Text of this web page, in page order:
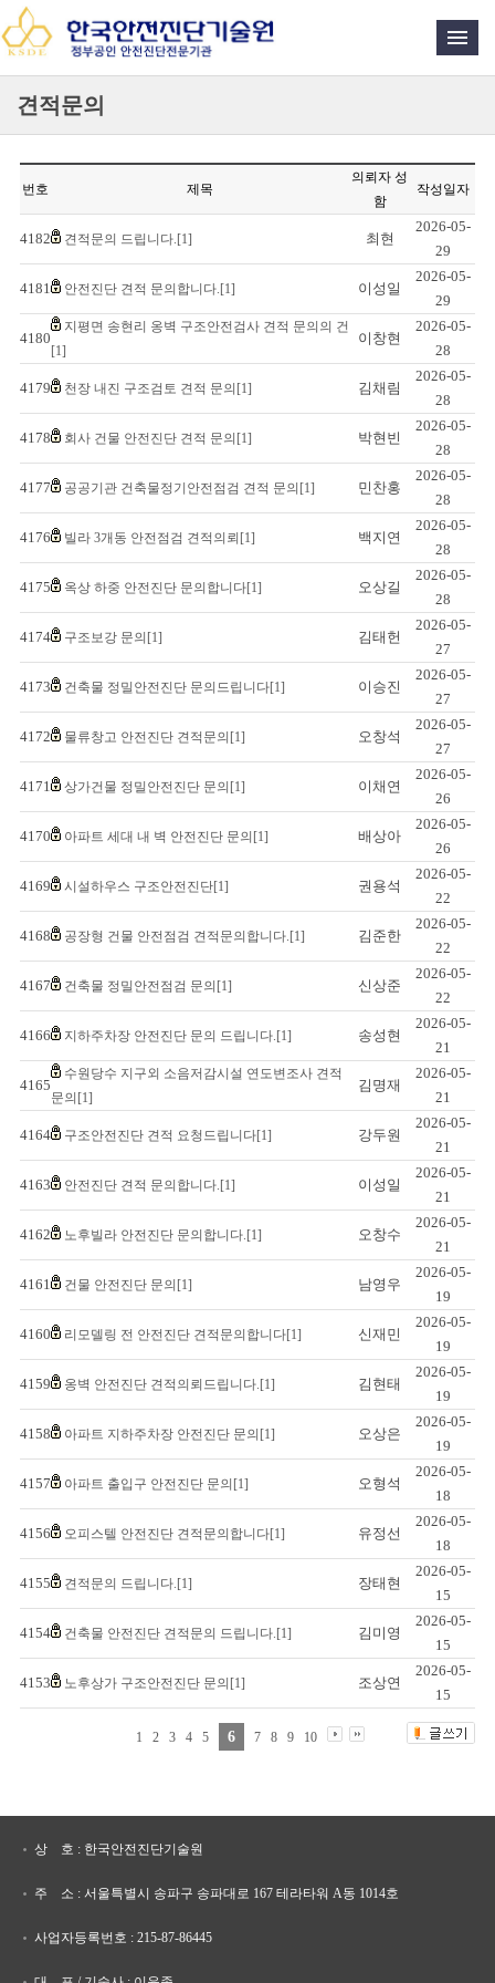
견적문의
번호 제목
의뢰자 성
함
작성일자
4182 견적문의 드립니다.[1] 최현
2026-05-
29
4181 안전진단 견적 문의합니다.[1] 이성일
2026-05-
29
4180
지평면 송현리 옹벽 구조안전검사 견적 문의의 건
[1]
이창현
2026-05-
28
4179 천장 내진 구조검토 견적 문의[1] 김채림
2026-05-
28
4178 회사 건물 안전진단 견적 문의[1] 박현빈
2026-05-
28
4177 공공기관 건축물정기안전점검 견적 문의[1] 민찬홍
2026-05-
28
4176 빌라 3개동 안전점검 견적의뢰[1] 백지연
2026-05-
28
4175 옥상 하중 안전진단 문의합니다[1] 오상길
2026-05-
28
4174 구조보강 문의[1] 김태헌
2026-05-
27
4173 건축물 정밀안전진단 문의드립니다[1] 이승진
2026-05-
27
4172 물류창고 안전진단 견적문의[1] 오창석
2026-05-
27
4171 상가건물 정밀안전진단 문의[1] 이채연
2026-05-
26
4170 아파트 세대 내 벽 안전진단 문의[1] 배상아
2026-05-
26
4169 시설하우스 구조안전진단[1] 권용석
2026-05-
22
4168 공장형 건물 안전점검 견적문의합니다.[1] 김준한
2026-05-
22
4167 건축물 정밀안전점검 문의[1] 신상준
2026-05-
22
4166 지하주차장 안전진단 문의 드립니다.[1] 송성현
2026-05-
21
4165
수원당수 지구외 소음저감시설 연도변조사 견적
문의[1]
김명재
2026-05-
21
4164 구조안전진단 견적 요청드립니다[1] 강두원
2026-05-
21
4163 안전진단 견적 문의합니다.[1] 이성일
2026-05-
21
4162 노후빌라 안전진단 문의합니다.[1] 오창수
2026-05-
21
4161 건물 안전진단 문의[1] 남영우
2026-05-
19
4160 리모델링 전 안전진단 견적문의합니다[1] 신재민
2026-05-
19
4159 옹벽 안전진단 견적의뢰드립니다.[1] 김현태
2026-05-
19
4158 아파트 지하주차장 안전진단 문의[1] 오상은
2026-05-
19
4157 아파트 출입구 안전진단 문의[1] 오형석
2026-05-
18
4156 오피스텔 안전진단 견적문의합니다[1] 유정선
2026-05-
18
4155 견적문의 드립니다.[1] 장태현
2026-05-
15
4154 건축물 안전진단 견적문의 드립니다.[1] 김미영
2026-05-
15
4153 노후상가 구조안전진단 문의[1] 조상연
2026-05-
15
1 2 3 4 5 6 7 8 9 10
상 호 : 한국안전진단기술원
주 소 : 서울특별시 송파구 송파대로 167 테라타워 A동 1014호
사업자등록번호 : 215-87-86445